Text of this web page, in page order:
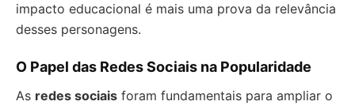
impacto educacional é mais uma prova da relevância
desses personagens.
O Papel das Redes Sociais na Popularidade
As redes sociais foram fundamentais para ampliar o